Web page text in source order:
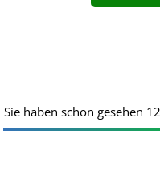
Sie haben schon gesehen